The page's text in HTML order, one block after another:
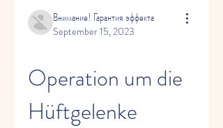
Внимание! Гарантия эффекта
September 15, 2023
Operation um die
Hüftgelenke